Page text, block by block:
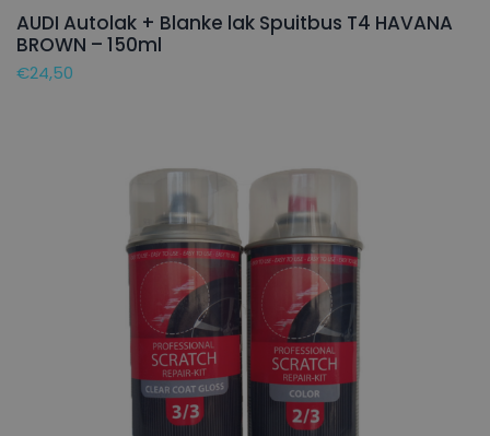
AUDI Autolak + Blanke lak Spuitbus T4 HAVANA
BROWN – 150ml
€24,50